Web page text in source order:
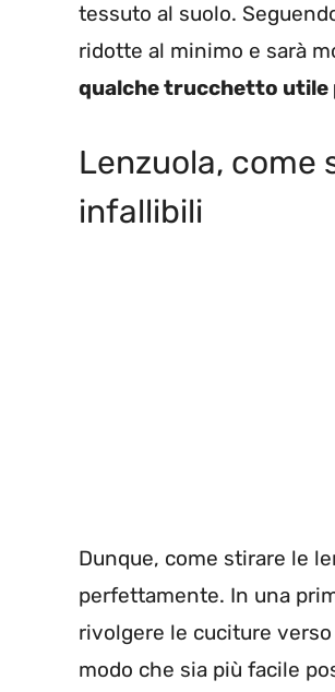
tessuto al suolo.
ridotte al minimo e sarà
qualche trucchetto
Lenzuola,
infallibili
Dunque, come stirare le
perfettamente. In una
rivolgere le cuciture
modo che sia più facile